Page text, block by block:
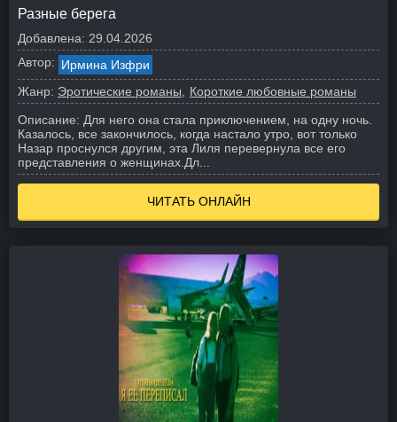
Разные берега
Добавлена: 29.04.2026
Автор: Ирмина Изфри
Жанр: Эротические романы
Короткие любовные романы
Описание: Для него она стала приключением, на одну ночь.
Казалось, все закончилось, когда настало утро, вот только
Назар проснулся другим, эта Лиля перевернула все его
представления о женщинах. Дл...
ЧИТАТЬ ОНЛАЙН